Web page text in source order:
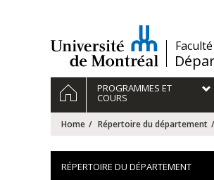
/
Navigation
principale
HOMEPROGRAMMES ET
COURS
Home Répertoire du département
RÉPERTOIRE DU DÉPARTEMENT